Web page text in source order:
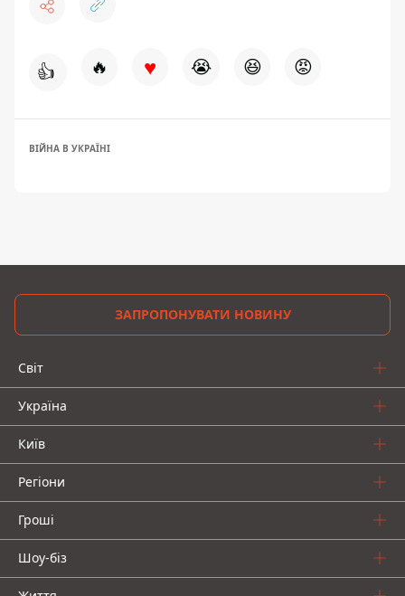
👍 🔥 ♥ 😭 😆 😡
ВІЙНА В УКРАЇНІ
ЗАПРОПОНУВАТИ НОВИНУ
Світ
Україна
Київ
Регіони
Гроші
Шоу-біз